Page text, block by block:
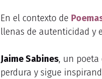
En el contexto de
llenas de autenticidad y
Jaime Sabines, un poeta
perdura y sigue